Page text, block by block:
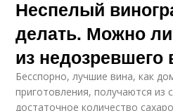
Неспелый
делать. Можно
из недозревшего
Бесспорно, лучшие вина, как
приготовления, получаются из
достаточное количество